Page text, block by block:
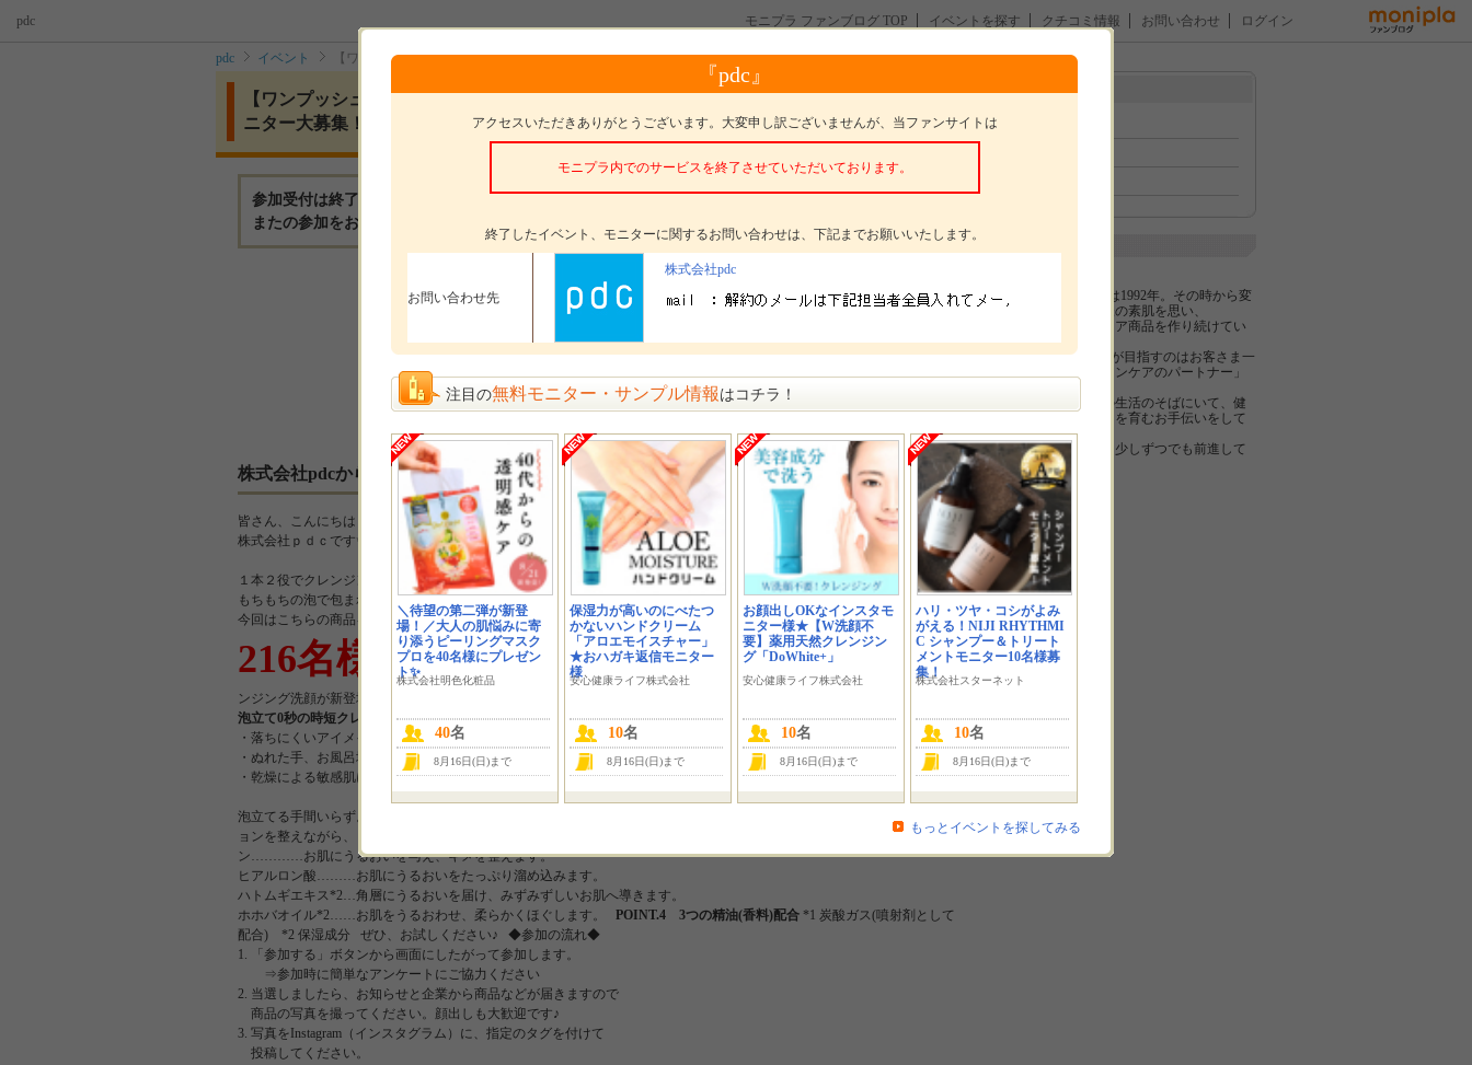
pdc モニプラ ファンブログ TOP イベントを探す クチコミ情報 お問い合わせ ログイン
pdc イベント 【ワンプッシュで濃密もちもち泡！】 ｐHバランサー バランスホイップWクレンザー モニター大募集！
『pdc』
アクセスいただきありがとうございます。大変申し訳ございませんが、当ファンサイトは
モニプラ内でのサービスを終了させていただいております。
終了したイベント、モニターに関するお問い合わせは、下記までお願いいたします。
お問い合わせ先
株式会社pdc
注目の無料モニター・サンプル情報 はコチラ！
＼待望の第二弾が新登
場！／大人の肌悩みに寄
り添うピーリングマスク
プロを40名様にプレゼン
ト✨
株式会社明色化粧品
40名
8月16日(日)まで
保湿力が高いのにべたつ
かないハンドクリーム
「アロエモイスチャー」
★おハガキ返信モニター
様
安心健康ライフ株式会社
10名
8月16日(日)まで
お顔出しOKなインスタモ
ニター様★【W洗顔不
要】薬用天然クレンジン
グ「DoWhite+」
安心健康ライフ株式会社
10名
8月16日(日)まで
ハリ・ツヤ・コシがよみ
がえる！NIJI RHYTHMI
C シャンプー＆トリート
メントモニター10名様募
集！
株式会社スターネット
10名
8月16日(日)まで
もっとイベントを探してみる
【ワンプッシュで濃密もちもち泡！】 ｐHバランサー バランスホイップWクレンザー モ
ニター大募集！
参加受付は終了いたしました。
またの参加をお待ちしております。
モニタープレゼント ピーエイチバランサー バランスホイップWクレンザー
選考方法 選考 発表日： 10月22日(金)
株式会社pdcからのメッセージ
皆さん、こんにちは！
株式会社ｐｄｃです✨
１本２役でクレンジングと洗顔が１度で終わる時短スキンケア！
もちもちの泡で包まれるのがとっても気持ちいいんです✨
今回はこちらの商品をInstagramにご投稿いただけるモニターさまを
216名様 大募集いたします！ 商品特長・使用方法
“お肌と同じ弱酸性” × “炭酸*1” 濃密もっちり泡のクレ
ンジング洗顔が新登場！
泡立て0秒の時短クレンジング。・W洗顔不要
・落ちにくいアイメイクもオフ
・ぬれた手、お風呂場もOK
・乾燥による敏感肌にも使える
泡立てる手間いらず。ワンプッシュで濃密もちもち白泡が、メイク、毛穴汚れや角質まできちんとオフ。お肌のコンディシ
ョンを整えながら、しっとり健やかな肌へ導きます。
フラーレ
ン…………お肌にうるおいを与え、キメを整えます。
ヒアルロン酸………お肌にうるおいをたっぷり溜め込みます。
ハトムギエキス*2…角層にうるおいを届け、みずみずしいお肌へ導きます。
ホホバオイル*2……お肌をうるおわせ、柔らかくほぐします。 POINT.4 3つの精油(香料)配合 *1 炭酸ガス(噴射剤として
配合) *2 保湿成分 ぜひ、お試しください♪ ◆参加の流れ◆
1. 「参加する」ボタンから画面にしたがって参加します。
⇒参加時に簡単なアンケートにご協力ください
2. 当選しましたら、お知らせと企業から商品などが届きますので
商品の写真を撮ってください。顔出しも大歓迎です♪
3. 写真をInstagram（インスタグラム）に、指定のタグを付けて
投稿してください。
メニュー
pdcが誕生したのは1992年。その時から変
わらずに、お客様の素肌を思い、
高品質なスキンケア商品を作り続けてい
ます。
そんな私たちpdc が目指すのはお客さま一
人ひとりの「スキンケアのパートナー」
毎日、お客さまの生活のそばにいて、健
やかな肌と気持ちを育むお手伝いをして
いきたい。
そのために、毎日少しずつでも前進して
いきます。